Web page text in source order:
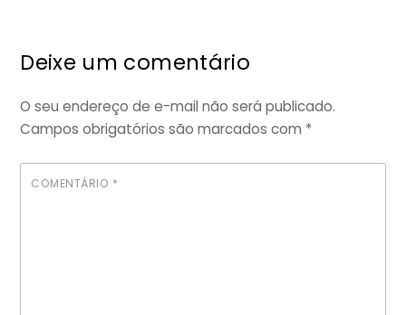
Deixe um comentário
O seu endereço de e-mail não será publicado.
Campos obrigatórios são marcados com *
COMENTÁRIO *